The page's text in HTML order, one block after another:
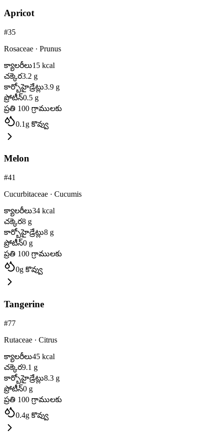
Apricot
#35
Rosaceae · Prunus
క్యాలరీలు15 kcal
చక్కెర3.2 g
కార్బోహైడ్రేట్లు3.9 g
ప్రోటీన్0.5 g
ప్రతి 100 గ్రాములకు
0.1 g కొవ్వు
Melon
#41
Cucurbitaceae · Cucumis
క్యాలరీలు34 kcal
చక్కెర8 g
కార్బోహైడ్రేట్లు8 g
ప్రోటీన్0 g
ప్రతి 100 గ్రాములకు
0g కొవ్వు
Tangerine
#77
Rutaceae · Citrus
క్యాలరీలు45 kcal
చక్కెర9.1 g
కార్బోహైడ్రేట్లు8.3 g
ప్రోటీన్0 g
ప్రతి 100 గ్రాములకు
0.4g కొవ్వు